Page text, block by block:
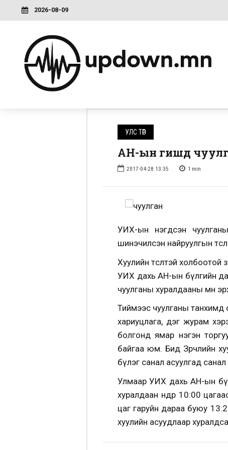
2026-08-09
УЛС ТӨР
АН-ын гишүүд
2017-04-28 13:35 1 min
УИХ-ын нэгдсэн чуулганы
шинэчилсэн найруулгын
Хуулийн төсөлтэй
УИХ дахь АН-ын бүлгийн
чуулганы хуралдааны өмнө
Тиймээс чуулганы танхимд
хариуцлага, дэг журам
болгонд ямар нэгэн
байгаа юм. Бид Зөрчлийн
бүлэг санал асуулгад
Улмаар УИХ дахь АН-ын
хуралдаан өнөөдөр 10:00
цаг гаруйн дараа буюу
хуулийн асуудлаар